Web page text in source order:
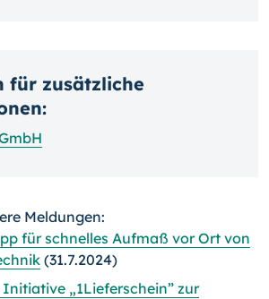
für zusätzliche
Meldungen:
für schnelles Aufmaß vor Ort von
(31.7.2024)
„1Lieferschein” zur